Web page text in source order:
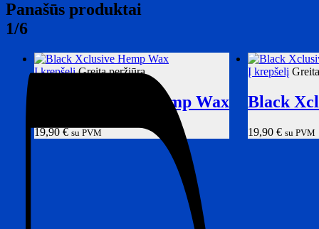
Panašūs produktai
1/6
Į krepšelį Greita peržiūra
Black Xclusive Hemp Wax
19,90€ su PVM
Į krepšelį
Black
19,90 € su PVM